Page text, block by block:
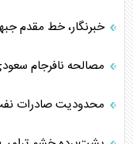
خبرنگار، خط مقدم
مصالحه نافرجام
محدودیت صادرات